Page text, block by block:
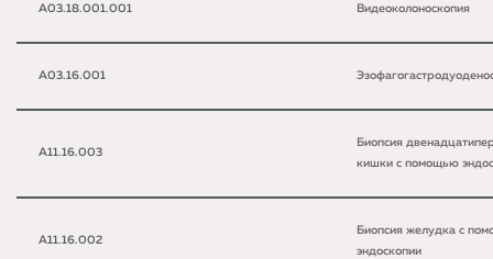
A03.18.001.001 Видеоколоноскопия
A03.16.001
A11.16.003
Биопсия
кишки с помощью
A11.16.002
Биопсия желудка с
эндоскопии